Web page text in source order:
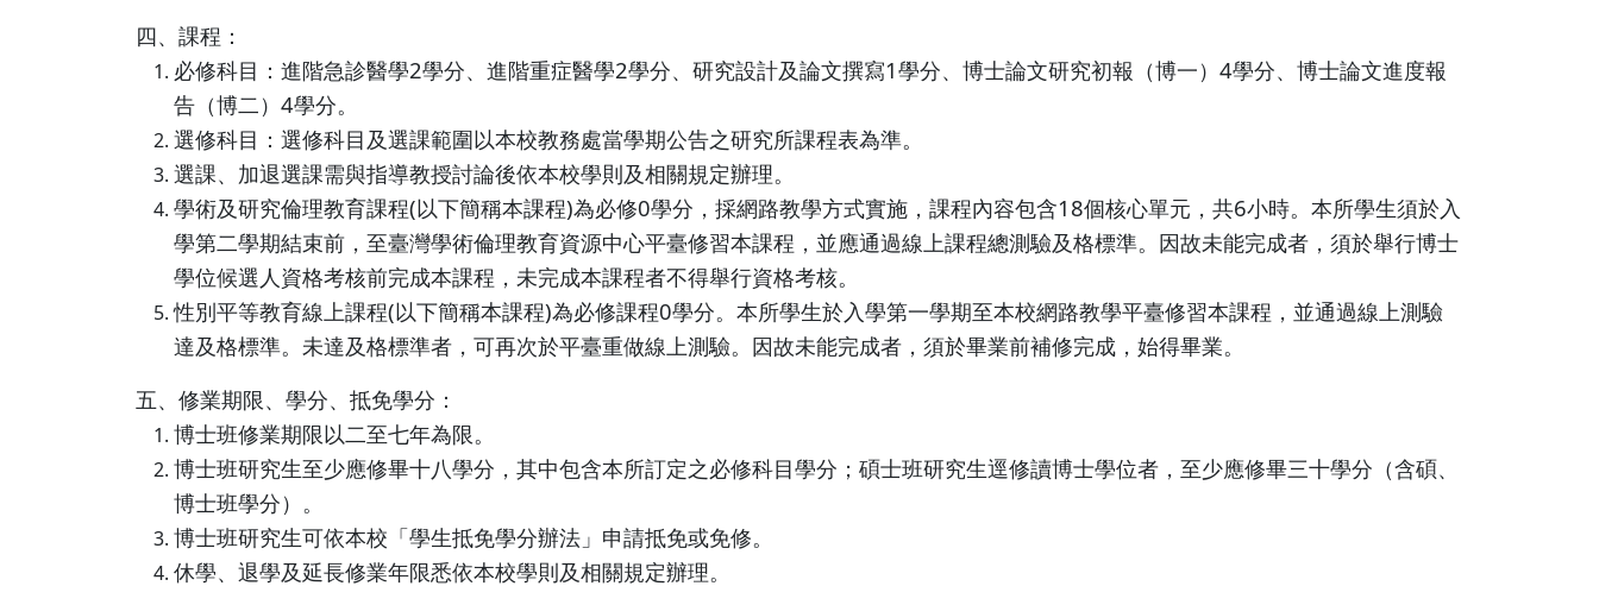
四、課程：
必修科目：進階急診醫學2學分、進階重症醫學2學分、研究設計及論文撰寫1學分、博士論文研究初報（博一）4學分、博士論文進度報
告（博二）4學分。
選修科目：選修科目及選課範圍以本校教務處當學期公告之研究所課程表為準。
選課、加退選課需與指導教授討論後依本校學則及相關規定辦理。
學術及研究倫理教育課程(以下簡稱本課程)為必修0學分，採網路教學方式實施，課程內容包含18個核心單元，共6小時。本所學生須於入
學第二學期結束前，至臺灣學術倫理教育資源中心平臺修習本課程，並應通過線上課程總測驗及格標準。因故未能完成者，須於舉行博士
學位候選人資格考核前完成本課程，未完成本課程者不得舉行資格考核。
性別平等教育線上課程(以下簡稱本課程)為必修課程0學分。本所學生於入學第一學期至本校網路教學平臺修習本課程，並通過線上測驗
達及格標準。未達及格標準者，可再次於平臺重做線上測驗。因故未能完成者，須於畢業前補修完成，始得畢業。
五、修業期限、學分、抵免學分：
博士班修業期限以二至七年為限。
博士班研究生至少應修畢十八學分，其中包含本所訂定之必修科目學分；碩士班研究生逕修讀博士學位者，至少應修畢三十學分（含碩、
博士班學分）。
博士班研究生可依本校「學生抵免學分辦法」申請抵免或免修。
休學、退學及延長修業年限悉依本校學則及相關規定辦理。